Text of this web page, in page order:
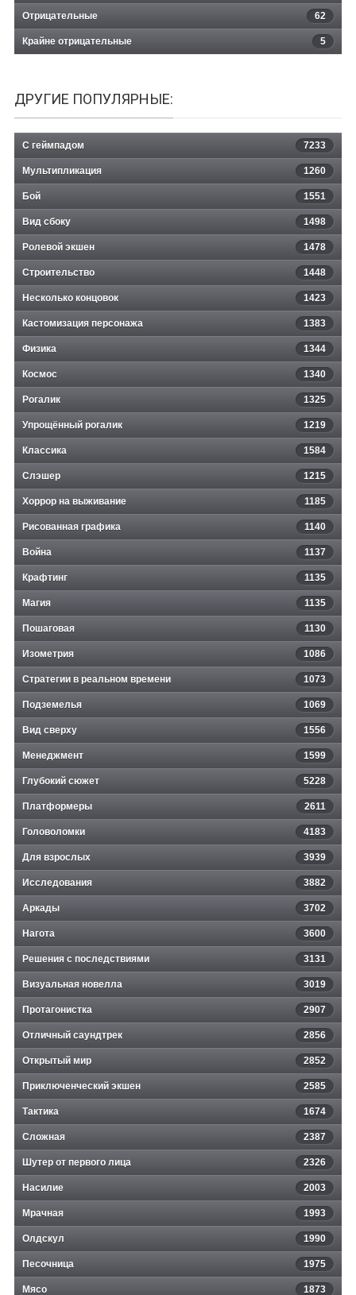
Отрицательные 62
Крайне отрицательные 5
ДРУГИЕ ПОПУЛЯРНЫЕ:
С геймпадом 7233
Мультипликация 1260
Бой 1551
Вид сбоку 1498
Ролевой экшен 1478
Строительство 1448
Несколько концовок 1423
Кастомизация персонажа 1383
Физика 1344
Космос 1340
Рогалик 1325
Упрощённый рогалик 1219
Классика 1584
Слэшер 1215
Хоррор на выживание 1185
Рисованная графика 1140
Война 1137
Крафтинг 1135
Магия 1135
Пошаговая 1130
Изометрия 1086
Стратегии в реальном времени 1073
Подземелья 1069
Вид сверху 1556
Менеджмент 1599
Глубокий сюжет 5228
Платформеры 2611
Головоломки 4183
Для взрослых 3939
Исследования 3882
Аркады 3702
Нагота 3600
Решения с последствиями 3131
Визуальная новелла 3019
Протагонистка 2907
Отличный саундтрек 2856
Открытый мир 2852
Приключенческий экшен 2585
Тактика 1674
Сложная 2387
Шутер от первого лица 2326
Насилие 2003
Мрачная 1993
Олдскул 1990
Песочница 1975
Мясо 1873